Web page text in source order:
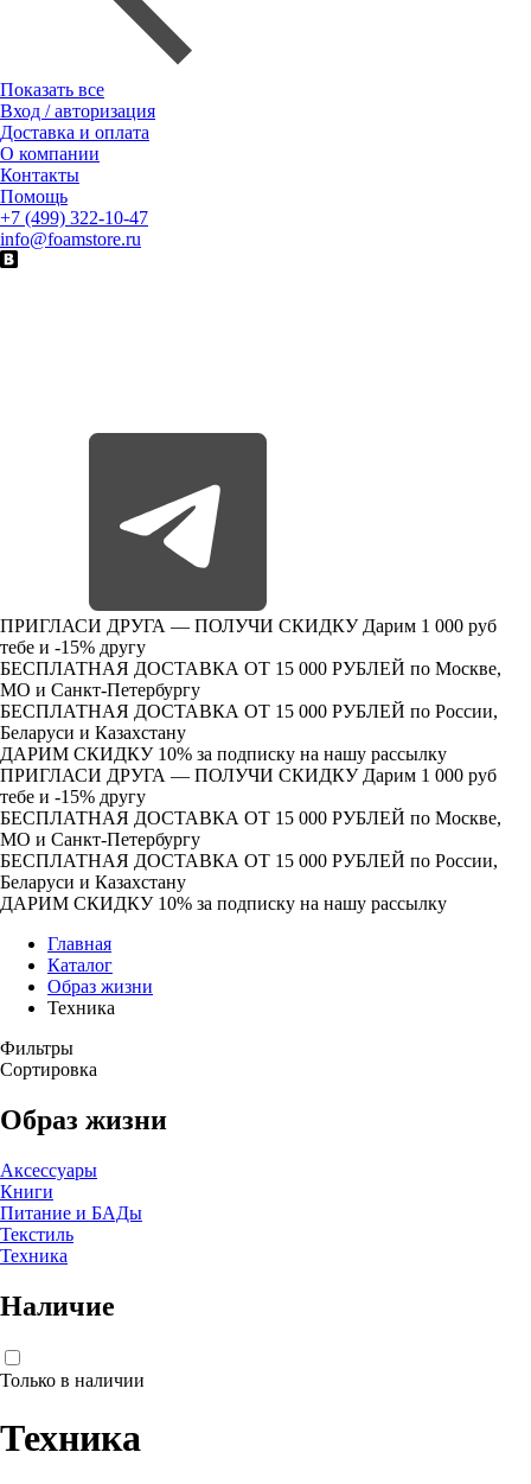
Показать все
Вход / авторизация
Доставка и оплата
О компании
Контакты
Помощь
+7 (499) 322-10-47
info@foamstore.ru
ПРИГЛАСИ ДРУГА — ПОЛУЧИ СКИДКУ Дарим 1 000 руб
тебе и -15% другу
БЕСПЛАТНАЯ ДОСТАВКА ОТ 15 000 РУБЛЕЙ по Москве,
МО и Санкт-Петербургу
БЕСПЛАТНАЯ ДОСТАВКА ОТ 15 000 РУБЛЕЙ по России,
Беларуси и Казахстану
ДАРИМ СКИДКУ 10% за подписку на нашу рассылку
ПРИГЛАСИ ДРУГА — ПОЛУЧИ СКИДКУ Дарим 1 000 руб
тебе и -15% другу
БЕСПЛАТНАЯ ДОСТАВКА ОТ 15 000 РУБЛЕЙ по Москве,
МО и Санкт-Петербургу
БЕСПЛАТНАЯ ДОСТАВКА ОТ 15 000 РУБЛЕЙ по России,
Беларуси и Казахстану
ДАРИМ СКИДКУ 10% за подписку на нашу рассылку
Главная
Каталог
Образ жизни
Техника
Фильтры
Сортировка
Образ жизни
Аксессуары
Книги
Питание и БАДы
Текстиль
Техника
Наличие
Только в наличии
Техника